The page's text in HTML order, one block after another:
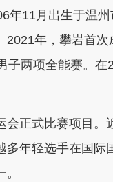
11月出生于温州
2021年，攀岩首
子两项全能赛。
正式比赛项目。
多年轻选手在国际